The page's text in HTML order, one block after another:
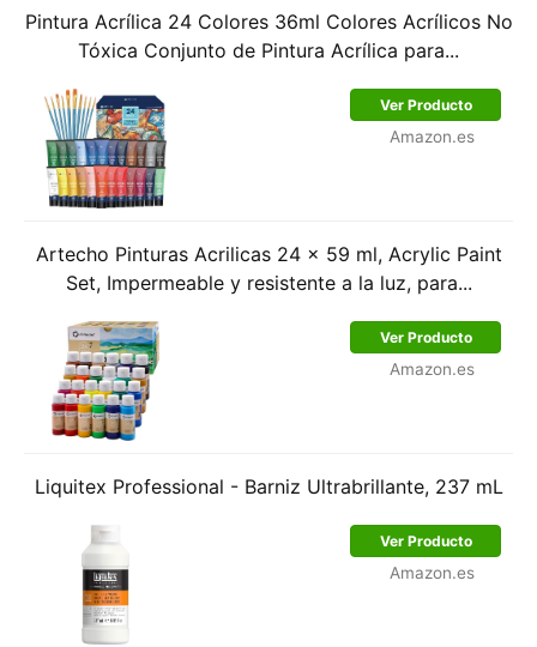
Pintura Acrílica 24 Colores 36ml Colores Acrílicos No
Tóxica Conjunto de Pintura Acrílica para...
Ver Producto
Amazon.es
Artecho Pinturas Acrilicas 24 × 59 ml, Acrylic Paint
Set, Impermeable y resistente a la luz, para...
Ver Producto
Amazon.es
Liquitex Professional - Barniz Ultrabrillante, 237 mL
Ver Producto
Amazon.es